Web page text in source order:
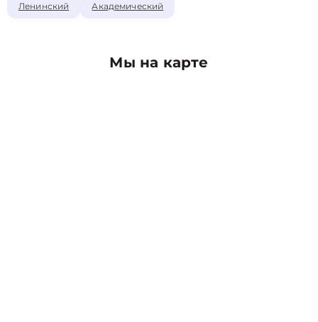
Ленинский Академический
Мы на карте